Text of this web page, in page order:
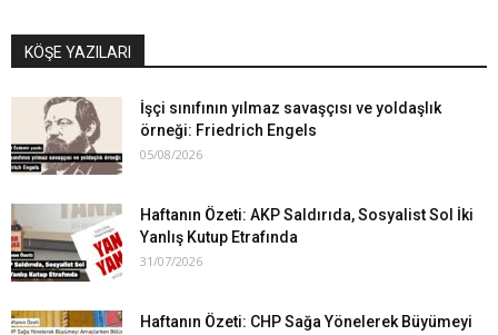
KÖŞE YAZILARI
İşçi sınıfının yılmaz savaşçısı ve yoldaşlık
örneği: Friedrich Engels
05/08/2026
Haftanın Özeti: AKP Saldırıda, Sosyalist Sol İki
Yanlış Kutup Etrafında
31/07/2026
Haftanın Özeti: CHP Sağa Yönelerek Büyümeyi